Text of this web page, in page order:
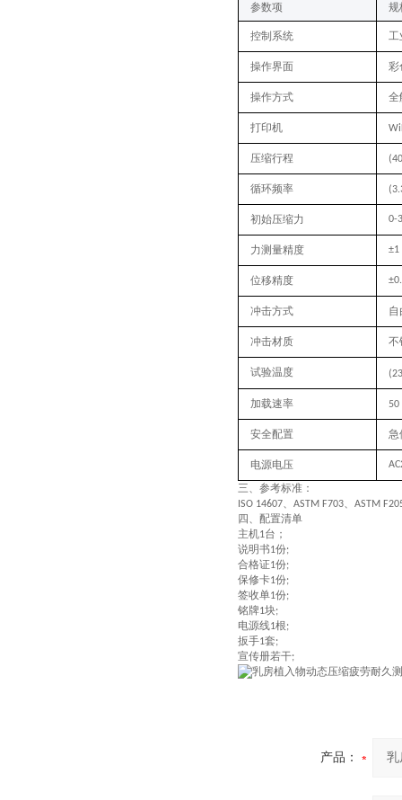
‌参数项‌ 规
控制系统 工
操作界面 彩
操作方式 全
打印机
压缩行程
循环频率
初始压缩力 0-
力测量精度 ±1
位移精度 ±0.
冲击方式 自
冲击材质 不
试验温度
加载速率 50
安全配置 急
电源电压
三、 参考标准：
ISO 14607、 ASTM F703、 ASTM
四、配置清单
主机1台；
说明书1份;
合格证1份;
保修卡1份;
签收单1份;
铭牌1块;
电源线1根;
扳手1套;
宣传册若干;
产品：